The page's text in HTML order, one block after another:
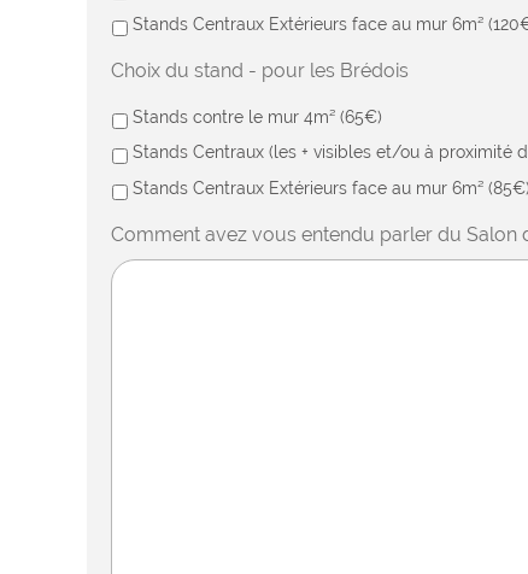
Stands Centraux Extérieurs face au mur 6m²
Choix du stand - pour les Brédois
Stands contre le mur 4m² (65€)
Stands Centraux (les + visibles et/ou à proximité
Stands Centraux Extérieurs face au mur 6m² (85€)
Comment avez vous entendu parler du Salon